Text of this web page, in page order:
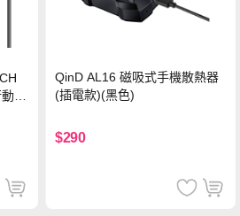
電
QinD AL16 磁吸式手機散熱器
(插電款)(黑色)
$290